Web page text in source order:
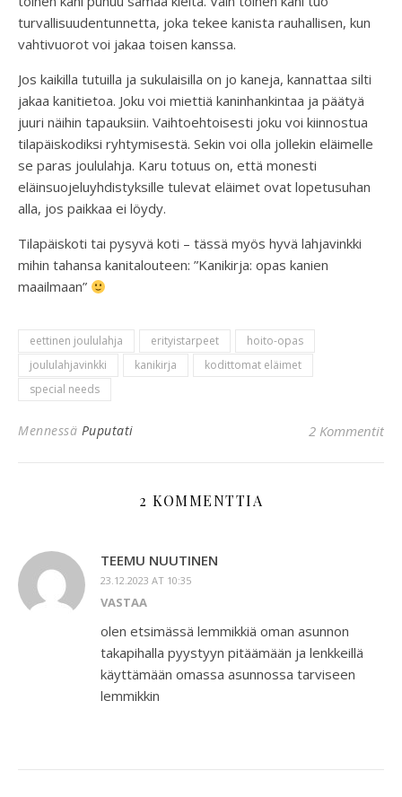
turvallisuudentunnetta, joka tekee kanista rauhallisen, kun
vahtivuorot voi jakaa toisen kanssa.
Jos kaikilla tutuilla ja sukulaisilla on jo kaneja, kannattaa silti
jakaa kanitietoa. Joku voi miettiä kaninhankintaa ja päätyä
juuri näihin tapauksiin. Vaihtoehtoisesti joku voi kiinnostua
tilapäiskodiksi ryhtymisestä. Sekin voi olla jollekin eläimelle
se paras joululahja. Karu totuus on, että monesti
eläinsuojeluyhdistyksille tulevat eläimet ovat lopetusuhan
alla, jos paikkaa ei löydy.
Tilapäiskoti tai pysyvä koti – tässä myös hyvä lahjavinkki
mihin tahansa kanitalouteen: ”Kanikirja: opas kanien
maailmaan”
eettinen joululahja erityistarpeet
hoito-opas
joululahjavinkki
kanikirja
kodittomat eläimet
special needs
Mennessä Puputati 2 Kommentit
2 KOMMENTTIA
TEEMU NUUTINEN
23.12.2023 AT 10:35
VASTAA
olen etsimässä lemmikkiä oman asunnon
takapihalla pyystyyn pitäämään ja lenkkeillä
käyttämään omassa asunnossa tarviseen
lemmikkin